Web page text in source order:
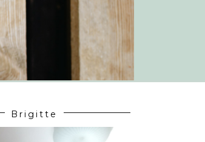
Brigitte